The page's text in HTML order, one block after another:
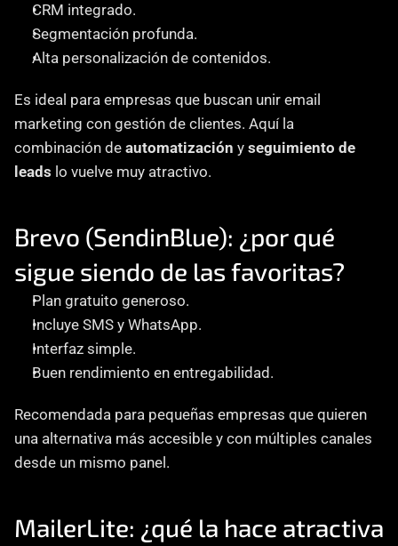
CRM integrado.
Segmentación profunda.
Alta personalización de contenidos.
Es ideal para empresas que buscan unir email
marketing con gestión de clientes. Aquí la
combinación de automatización y seguimiento de
leads lo vuelve muy atractivo.
Brevo (SendinBlue): ¿por qué
sigue siendo de las favoritas?
Plan gratuito generoso.
Incluye SMS y WhatsApp.
Interfaz simple.
Buen rendimiento en entregabilidad.
Recomendada para pequeñas empresas que quieren
una alternativa más accesible y con múltiples canales
desde un mismo panel.
MailerLite: ¿qué la hace atractiva